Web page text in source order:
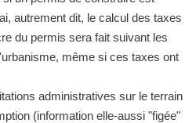
autrement dit, le calcul des taxes
du permis sera fait suivant les
même si ces taxes ont
administratives sur le terrain
(information elle-aussi "figée"